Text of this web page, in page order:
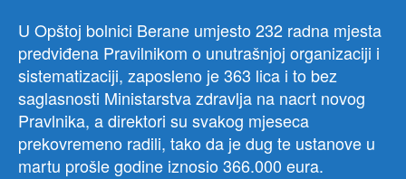
U Opštoj bolnici Berane umjesto 232 radna mjesta
predviđena Pravilnikom o unutrašnjoj organizaciji i
sistematizaciji, zaposleno je 363 lica i to bez
saglasnosti Ministarstva zdravlja na nacrt novog
Pravlnika, a direktori su svakog mjeseca
prekovremeno radili, tako da je dug te ustanove u
martu prošle godine iznosio 366.000 eura.